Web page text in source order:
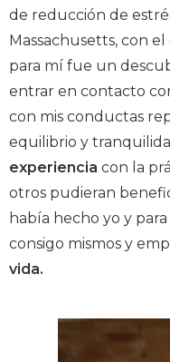
de reducción de
Massachusetts, con
para mí fue un
entrar en contacto
con mis conductas
equilibrio y
experiencia con la
otros pudieran
había hecho yo y
consigo mismos y
vida.